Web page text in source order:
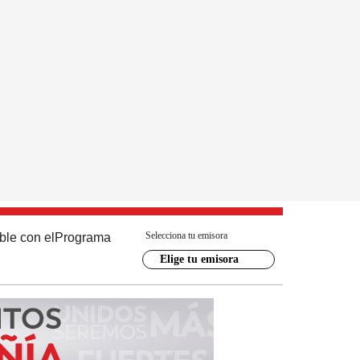
con el Programa Selecciona tu emisora
Elige tu emisora